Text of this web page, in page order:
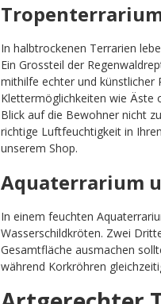
In halbtrockenen Terrarien
Ein Grossteil der
mithilfe echter und künstlicher
Klettermöglichkeiten wie Äste
Blick auf die Bewohner nicht
richtige Luftfeuchtigkeit in
unserem Shop.
Aquaterrarium
In einem feuchten
Wasserschildkröten. Zwei
Gesamtfläche ausmachen
während Korkröhren